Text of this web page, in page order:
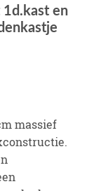
1d.kast en
massief